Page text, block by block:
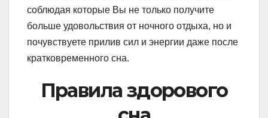
соблюдая которые Вы не только получите
больше удовольствия от ночного отдыха, но и
почувствуете прилив сил и энергии даже после
кратковременного сна.
Правила здорового